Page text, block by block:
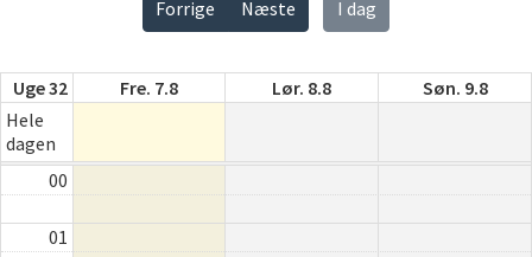
Forrige Næste I dag
Uge 32 Fre. 7.8 Lør. 8.8
Søn. 9.8
Hele
dagen
00
01